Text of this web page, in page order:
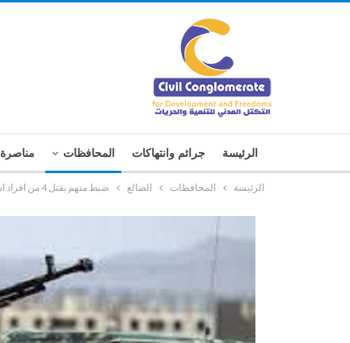
الرئيسة جرائم وانتهاكات المحافظات مناصرة
الرئيسة المحافظات الضالع ضبط متهم بقتل 4 من افراد اسرته في الضالع